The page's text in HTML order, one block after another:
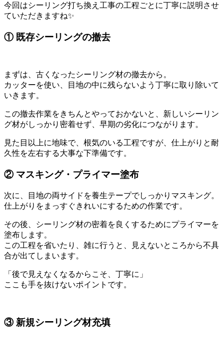
今回はシーリング打ち換え工事の工程ごとに丁寧に説明させ
ていただきますね✨
① 既存シーリングの撤去
まずは、古くなったシーリング材の撤去から。
カッターを使い、目地の中に残らないよう丁寧に取り除いて
いきます。
この撤去作業をきちんとやっておかないと、新しいシーリン
グ材がしっかり密着せず、早期の劣化につながります。
見た目以上に地味で、根気のいる工程ですが、仕上がりと耐
久性を左右する大事な下準備です。
② マスキング・プライマー塗布
次に、目地の両サイドを養生テープでしっかりマスキング。
仕上がりをまっすぐきれいにするための作業です。
その後、シーリング材の密着を良くするためにプライマーを
塗布します。
この工程を省いたり、雑に行うと、見えないところから不具
合が出てしまいます。
「後で見えなくなるからこそ、丁寧に」
ここも手を抜けないポイントです。
③ 新規シーリング材充填